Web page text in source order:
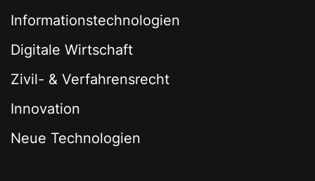
Informationstechnologien
Digitale Wirtschaft
Zivil- & Verfahrensrecht
Innovation
Neue Technologien